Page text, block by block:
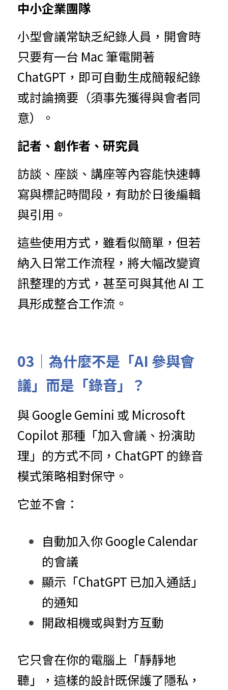
中小企業團隊
小型會議常缺乏紀錄人員，開會時
只要有一台 Mac 筆電開著
ChatGPT，即可自動生成簡報紀錄
或討論摘要（須事先獲得與會者同
意）。
記者、創作者、研究員
訪談、座談、講座等內容能快速轉
寫與標記時間段，有助於日後編輯
與引用。
這些使用方式，雖看似簡單，但若
納入日常工作流程，將大幅改變資
訊整理的方式，甚至可與其他 AI 工
具形成整合工作流。
03｜為什麼不是「AI 參與會
議」而是「錄音」？
與 Google Gemini 或 Microsoft
Copilot 那種「加入會議、扮演助
理」的方式不同，ChatGPT 的錄音
模式策略相對保守。
它並不會：
自動加入你 Google Calendar
的會議
顯示「ChatGPT 已加入通話」
的通知
開啟相機或與對方互動
它只會在你的電腦上「靜靜地
聽」，這樣的設計既保護了隱私，